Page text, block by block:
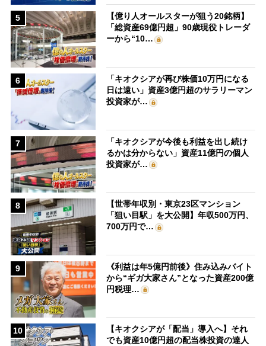
5
【億り人オールスターが狙う20銘柄】
「総資産69億円超」90歳現役トレーダ
ーから“10…
6
「キオクシアが再び株価10万円になる
日は遠い」資産3億円超のサラリーマン
投資家が…
7
「キオクシアが今後も利益を出し続け
るかは分からない」資産11億円の個人
投資家が…
8
【世帯年収別・東京23区マンション
「狙い目駅」を大公開】年収500万円、
700万円で…
9
《利益は年5億円前後》住み込みバイト
から“ギガ大家さん”となった資産200億
円税理…
10
【キオクシアが「配当」導入へ】それ
でも資産10億円超の配当株投資の達人